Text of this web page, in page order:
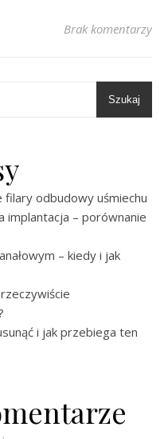
Brak komentarzy
Szukaj
odbudowy uśmiechu
implantacja – porównanie
– kiedy i jak
i jak przebiega ten